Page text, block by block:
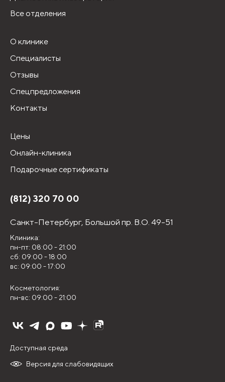
Все отделения
О клинике
Специалисты
Отзывы
Спецпредложения
Контакты
Цены
Онлайн-клиника
Подарочные сертификаты
(812) 320 70 00
Санкт-Петербург, Большой пр. В.О. 49-51
Клиника:
пн-пт: 08:00 - 21:00
сб: 09:00 - 18:00
вс: 09:00 - 17:00
Косметология:
пн-вс: 09:00 - 21:00
Версия для слабовидящих
Доступная среда